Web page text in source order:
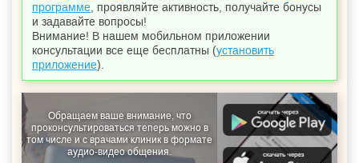
программе , проявляйте активность, получайте бонусы
и задавайте вопросы!
Внимание! В нашем мобильном приложении
консультации все еще бесплатны (установить
приложение).
Обращаем ваше внимание, что
проконсультироваться теперь можно в
том числе и с врачами клиник в формате
аудио-видео общения.